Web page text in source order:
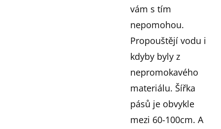
vám s tím
nepomohou.
Propouštějí vodu i
kdyby byly z
nepromokavého
materiálu. Šířka
pásů je obvykle
mezi 60-100cm. A